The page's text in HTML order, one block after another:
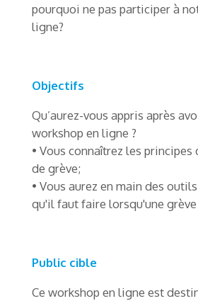
pourquoi ne pas participer à
ligne?
Objectifs
Qu’aurez-vous appris après
workshop en ligne ?
• Vous connaîtrez les
de grève;
• Vous aurez en main des
qu'il faut faire lorsqu'une
Public cible
Ce workshop en ligne est